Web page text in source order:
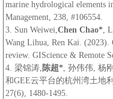
marine hydrological elements
Management, 238, #106554.
3. Sun Weiwei,Chen Chao*,
Wang Lihua, Ren Kai. (2023).
review. GIScience & Remote
4. 梁锦涛, 陈超*, 孙伟伟, 杨
和GEE云平台的杭州湾土地
27(6), 1480-1495.